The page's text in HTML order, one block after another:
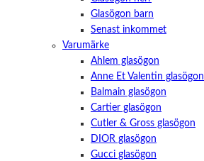
Glasögon barn
Senast inkommet
Varumärke
Ahlem glasögon
Anne Et Valentin glasögon
Balmain glasögon
Cartier glasögon
Cutler & Gross glasögon
DIOR glasögon
Gucci glasögon